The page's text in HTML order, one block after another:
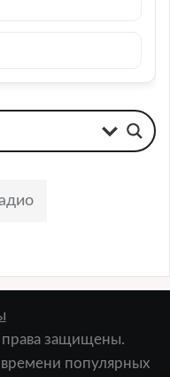
защищены.
популярных